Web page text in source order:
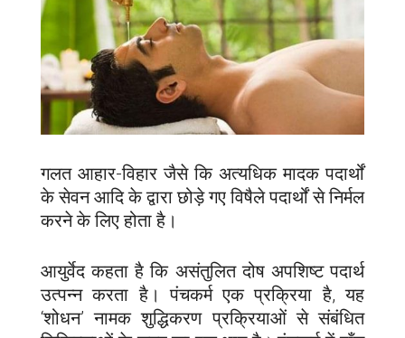
गलत आहार-विहार जैसे कि अत्यधिक मादक पदार्थों
के सेवन आदि के द्वारा छोड़े गए विषैले पदार्थों से निर्मल
करने के लिए होता है।
आयुर्वेद कहता है कि असंतुलित दोष अपशिष्ट पदार्थ
उत्पन्न करता है। पंचकर्म एक प्रक्रिया है, यह
‘शोधन’ नामक शुद्धिकरण प्रक्रियाओं से संबंधित